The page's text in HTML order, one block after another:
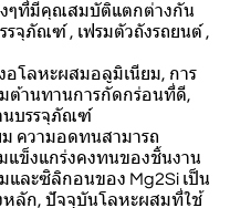
งๆที่มีคุณสมบัติแตกต่างกัน
รจุภัณฑ์ , เฟรมตัวถังรถยนต์ ,
โลหะผสมอลูมิเนียม, การ
มต้านทานการกัดกร่อนที่ดี,
นบรรจุภัณฑ์
ความอดทนสามารถ
แข็งแกร่งคงทนของชิ้นงาน
ละซิลิกอนของ Mg2Si เป็น
หลัก, ปัจจุบันโลหะผสมที่ใช้